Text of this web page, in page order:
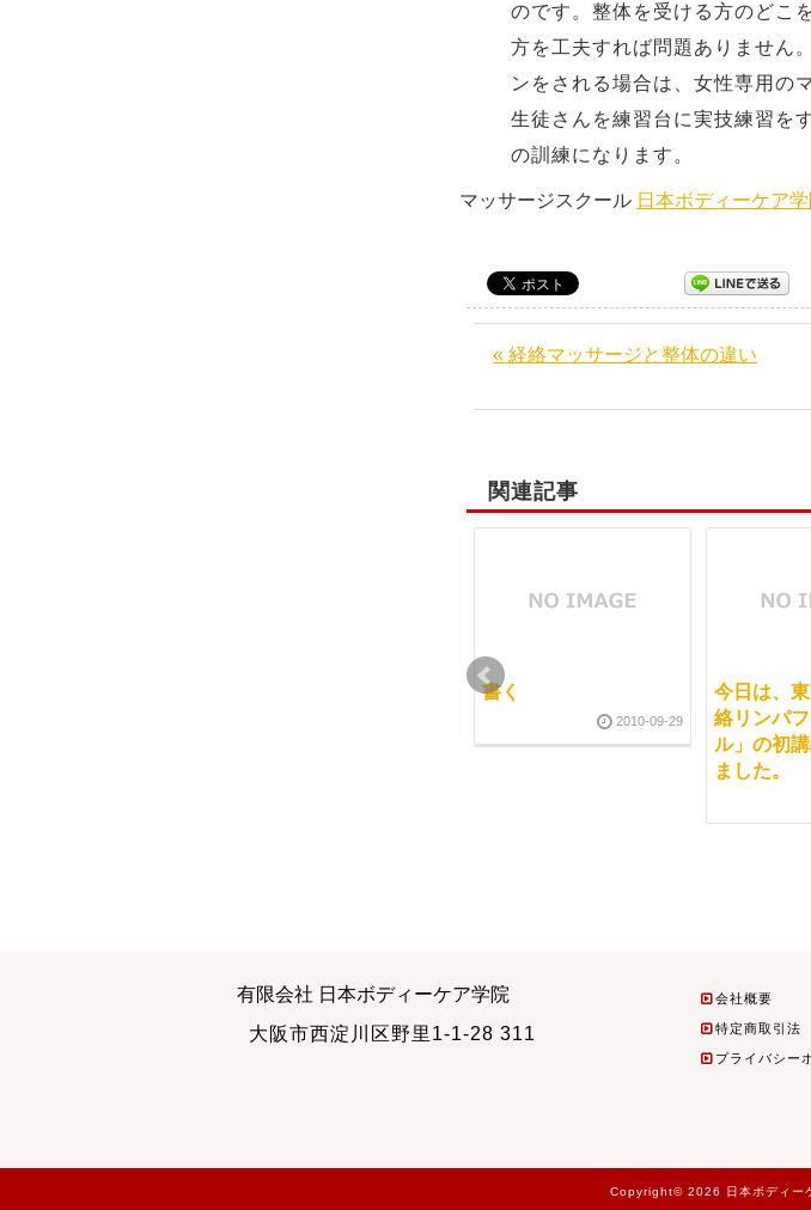
のです。整体を受ける方のどこ
方を工夫すれば問題ありません
ンをされる場合は、女性専用の
生徒さんを練習台に実技練習を
の訓練になります。
マッサージスクール 日本ボディーケア
« 経絡マッサージと整体の違い
関連記事
書く
2010-09-29
今日は、
絡リンパ
ル」の初
ました。
出版謝恩セミナー
有限会社 日本ボディーケア学院
大阪市西淀川区野里1-1-28 311
会社概要
特定商取引法
プライバシー
Copyright© 2026 日本ボディー